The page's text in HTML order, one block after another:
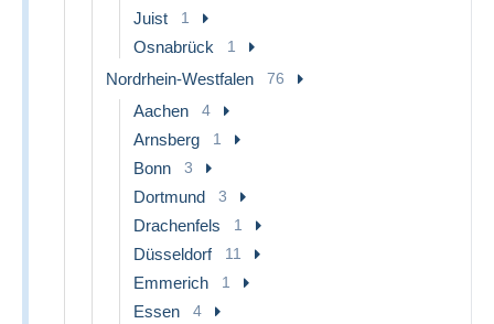
Juist 1
Osnabrück 1
Nordrhein-Westfalen 76
Aachen 4
Arnsberg 1
Bonn 3
Dortmund 3
Drachenfels 1
Düsseldorf 11
Emmerich 1
Essen 4